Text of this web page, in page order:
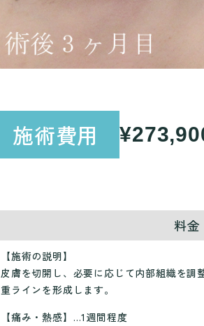
施術費用
料金
【施術の説明】
皮膚を切開し、必要に応じて内部組織を調
重ラインを形成します。
【痛み・熱感】…1週間程度